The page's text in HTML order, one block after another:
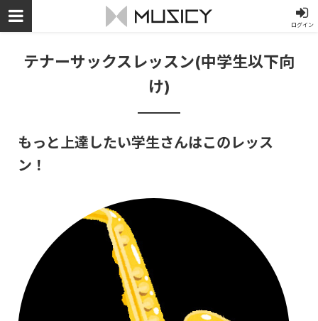
ログイン
テナーサックスレッスン(中学生以下向
け)
もっと上達したい学生さんはこのレッス
ン！